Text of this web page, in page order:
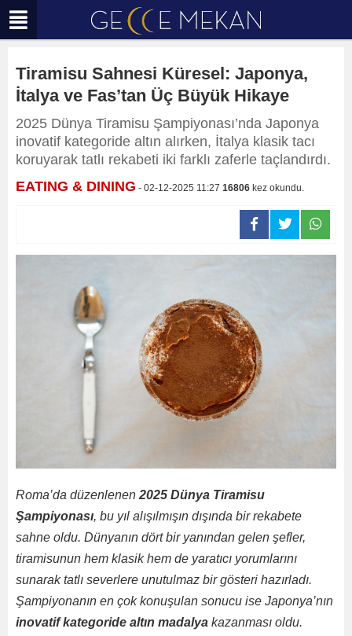
Tiramisu Sahnesi Küresel: Japonya,
İtalya ve Fas’tan Üç Büyük Hikaye
2025 Dünya Tiramisu Şampiyonası’nda Japonya
inovatif kategoride altın alırken, İtalya klasik tacı
koruyarak tatlı rekabeti iki farklı zaferle taçlandırdı.
EATING & DINING - 02-12-2025 11:27 16806 kez okundu.
Roma’da düzenlenen 2025 Dünya Tiramisu
Şampiyonası, bu yıl alışılmışın dışında bir rekabete
sahne oldu. Dünyanın dört bir yanından gelen şefler,
tiramisunun hem klasik hem de yaratıcı yorumlarını
sunarak tatlı severlere unutulmaz bir gösteri hazırladı.
Şampiyonanın en çok konuşulan sonucu ise Japonya’nın
inovatif kategoride altın madalya kazanması oldu.